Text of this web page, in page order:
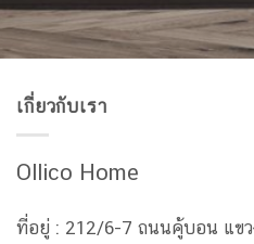
เกี่ยวกับเรา
Ollico Home
ที่อยู่ : 212/6-7 ถนนคู้บอน แขว